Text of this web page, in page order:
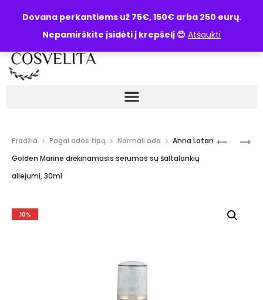
Dovana perkantiems už 75€, 150€ arba 250 eurų.
Nepamirškite įsidėti į krepšelį 😊 Atšaukti
UŽKLAUSA
Pradžia Pagal odos tipą Normali oda
Anna Lotan
Golden Marine drėkinamasis serumas su šaltalankių
aliejumi, 30ml
10%